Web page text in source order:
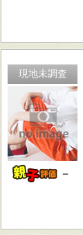
現地未調査
－